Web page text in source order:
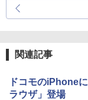
関連記事
ドコモのiPhone
ラウザ」登場